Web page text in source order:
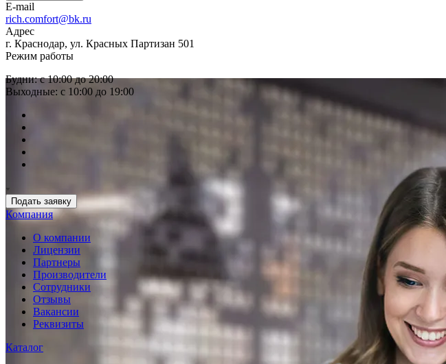
E-mail
rich.comfort@bk.ru
Адрес
г. Краснодар, ул. Красных Партизан 501
Режим работы
Будни: с 10:00 до 20:00
Выходные: с 10:00 до 19:00
Подать заявку
Компания
О компании
Лицензии
Партнеры
Производители
Сотрудники
Отзывы
Вакансии
Реквизиты
Каталог